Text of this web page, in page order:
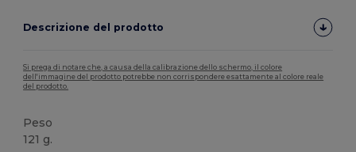
Descrizione del prodotto
Si prega di notare che, a causa della calibrazione dello schermo, il colore
dell'immagine del prodotto potrebbe non corrispondere esattamente al colore reale
del prodotto.
Peso
121 g.